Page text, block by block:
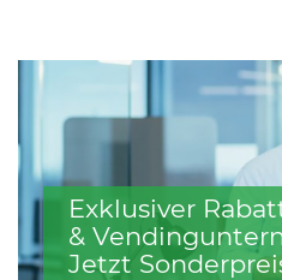
Exklusiver
&
Jetzt